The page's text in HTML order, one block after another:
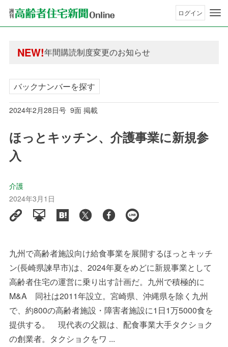
ログイン
NEW!
年間購読制度変更のお知らせ
高齢者住宅新聞 無料会員の皆様へ閲覧本数変更
高齢者住宅新聞 無料会員の皆様へ閲覧本数変更
バックナンバーを探す
2024年2月28日号 9面 掲載
ほっとキッチン、介護事業に新規参
入
介護
2024年3月1日
九州で高齢者施設向け給食事業を展開するほっとキッチ
ン(長崎県諫早市)は、2024年夏をめどに新規事業として
高齢者住宅の運営に乗り出す計画だ。九州で積極的に
M&A 同社は2011年設立。宮崎県、沖縄県を除く九州
で、約800の高齢者施設・障害者施設に1日1万5000食を
提供する。 現代表の父親は、配食事業大手タクショク
の創業者。タクショクをワ ...